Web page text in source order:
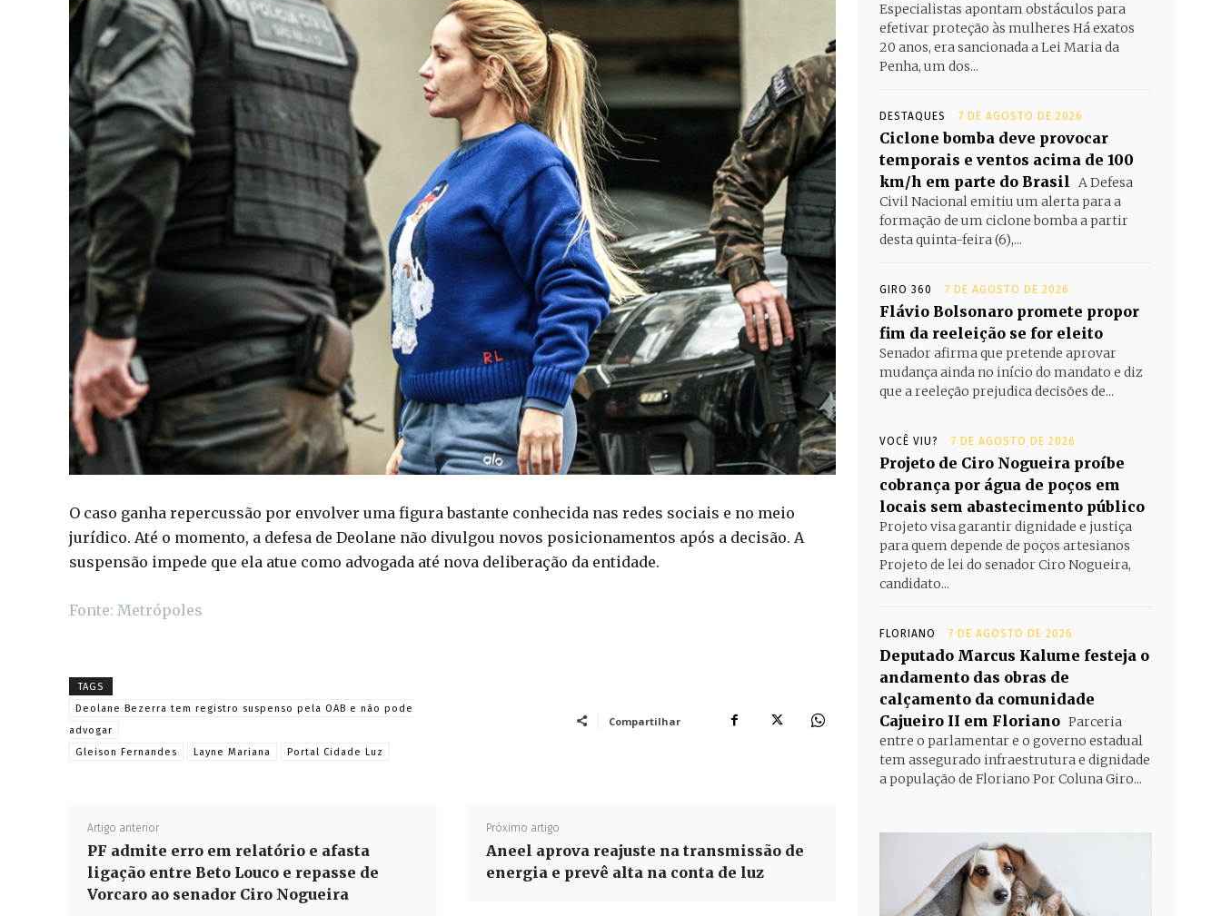
O caso ganha repercussão por envolver uma figura bastante conhecida nas redes sociais e no meio
jurídico. Até o momento, a defesa de Deolane não divulgou novos posicionamentos após a decisão. A
suspensão impede que ela atue como advogada até nova deliberação da entidade.
Fonte: Metrópoles
TAGS
Deolane Bezerra tem registro suspenso pela OAB e não pode
advogar
Gleison Fernandes
Layne Mariana Portal Cidade Luz
Compartilhar
Artigo anterior
PF admite erro em relatório e afasta
ligação entre Beto Louco e repasse de
Vorcaro ao senador Ciro Nogueira
Próximo artigo
Aneel aprova reajuste na transmissão de
energia e prevê alta na conta de luz
Especialistas apontam obstáculos para
efetivar proteção às mulheres Há exatos
20 anos, era sancionada a Lei Maria da
Penha, um dos...
DESTAQUES 7 DE AGOSTO DE 2026
Ciclone bomba deve provocar
temporais e ventos acima de 100
km/h em parte do Brasil A Defesa
Civil Nacional emitiu um alerta para a
formação de um ciclone bomba a partir
desta quinta-feira (6),...
GIRO 360 7 DE AGOSTO DE 2026
Flávio Bolsonaro promete propor
fim da reeleição se for eleito
Senador afirma que pretende aprovar
mudança ainda no início do mandato e diz
que a reeleção prejudica decisões de...
VOCÊ VIU? 7 DE AGOSTO DE 2026
Projeto de Ciro Nogueira proíbe
cobrança por água de poços em
locais sem abastecimento público
Projeto visa garantir dignidade e justiça
para quem depende de poços artesianos
Projeto de lei do senador Ciro Nogueira,
candidato...
FLORIANO 7 DE AGOSTO DE 2026
Deputado Marcus Kalume festeja o
andamento das obras de
calçamento da comunidade
Cajueiro II em Floriano Parceria
entre o parlamentar e o governo estadual
tem assegurado infraestrutura e dignidade
a população de Floriano Por Coluna Giro...